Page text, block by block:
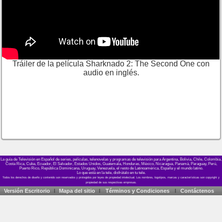
Tráiler de la película Sharknado 2: The Second One con
audio en inglés.
La guía de Televisión en Español de series, películas, telenovelas y programas de televisión para Argentina, Bolivia, Chile, Colombia,
Costa Rica, Cuba, Ecuador, El Salvador, Estados Unidos, Guatemala, Honduras, México, Nicaragua, Panamá, Paraguay, Perú,
Puerto Rico, República Dominicana, Uruguay, Venezuela, el resto de Latinoamérica, España y el mundo latino.
Lo que está en la tele, disfrútalo en tu tele.
Versión Escritorio Mapa del sitio Términos y Condiciones Contáctenos